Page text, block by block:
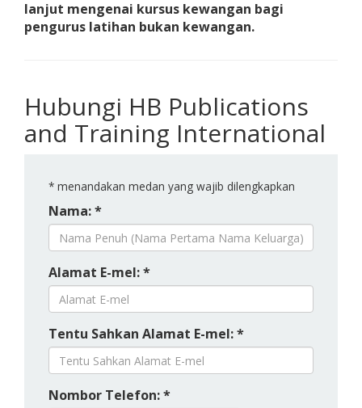
lanjut mengenai kursus kewangan bagi
pengurus latihan bukan kewangan.
Hubungi HB Publications
and Training International
* menandakan medan yang wajib dilengkapkan
Nama: *
Alamat E-mel: *
Tentu Sahkan Alamat E-mel: *
Nombor Telefon: *